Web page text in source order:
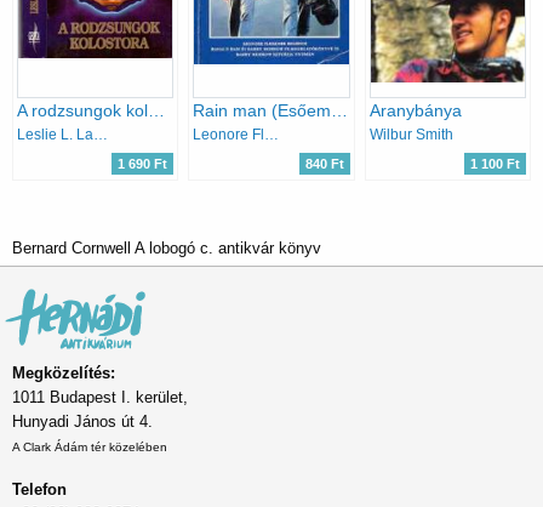
Leslie L. Lawrence
1 690 Ft
Leonore Fleischer
840 Ft
Aranybánya
Wilbur Smith
1 100 Ft
Bernard Cornwell A lobogó c. antikvár könyv
Megközelítés:
1011 Budapest I. kerület,
Hunyadi János út 4.
A Clark Ádám tér közelében
Telefon